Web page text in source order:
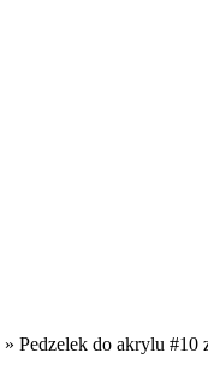
» Pedzelek do akrylu #10